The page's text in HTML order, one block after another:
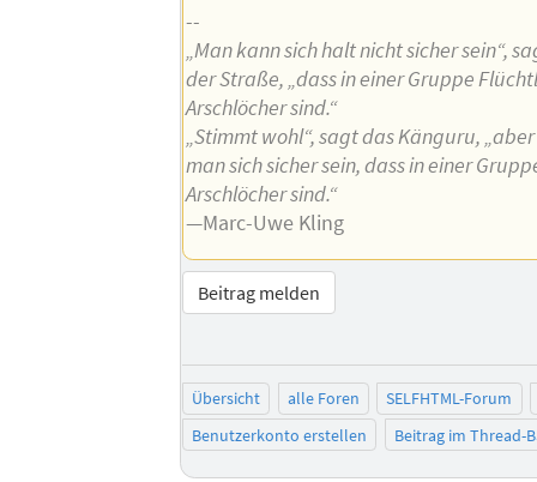
--
„Man kann sich halt nicht sicher sein“,
der Straße, „dass in einer Gruppe
Arschlöcher sind.“
„Stimmt wohl“, sagt das Känguru,
man sich sicher sein, dass in einer
Arschlöcher sind.“
—Marc-Uwe Kling
Beitrag melden
Übersicht alle Foren
SELFHTML-Forum
Benutzerkonto erstellen
Beitrag im Thread-